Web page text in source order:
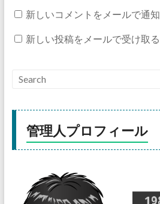
新しいコメントをメールで通知
新しい投稿をメールで受け取る
管理人プロフィール